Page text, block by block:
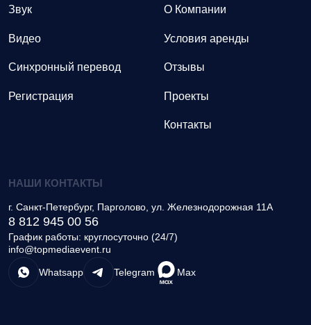
Звук
Видео
Синхронный перевод
Регистрация
О Компании
Условия аренды
Отзывы
Проекты
Контакты
НАШИ КОНТАКТЫ
г. Санкт-Петербург, Парголово, ул. Железнодорожная 11А
8 812 945 00 56
График работы: круглосуточно (24/7)
info@topmediaevent.ru
Whatsapp Telegram Max